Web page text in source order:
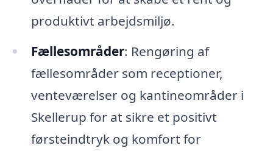
produktivt arbejdsmiljø.
Fællesområder: Rengøring af
fællesområder som receptioner,
venteværelser og kantineområder i
Skellerup for at sikre et positivt
førsteindtryk og komfort for